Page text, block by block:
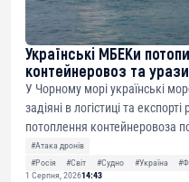
Українські МБЕКи
контейнеровоз та
У Чорному морі українські
задіяні в логістиці та
потоплення контейнеровоза
#Атака дронів
#Росія
#Світ #Судно #Україна
1 Серпня, 202614:43